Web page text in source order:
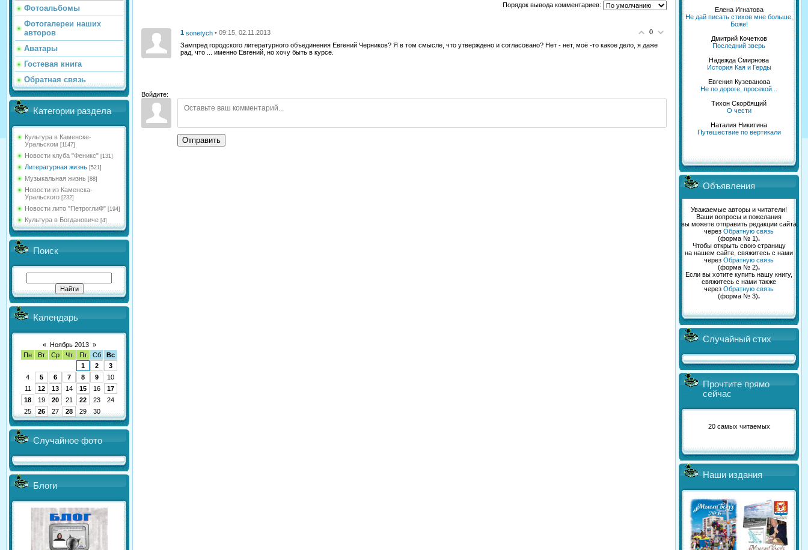
Фотоальбомы
Фотогалереи наших
авторов
Аватары
Гостевая книга
Обратная связь
Категории раздела
Культура в Каменске-
Уральском [1147]
Новости клуба "Феникс" [131]
Литературная жизнь [521]
Музыкальная жизнь [88]
Новости из Каменска-
Уральского [232]
Новости лито "ПетроглиФ" [194]
Культура в Богдановиче [4]
Поиск
Календарь
« Ноябрь 2013 »
Пн
Вт Ср Чт Пт Сб
Вс
1
2
3
4
5 6 7 8 9
10
11
12 13 14 15 16
17
18
19 20 21 22 23
24
25
26 27 28 29 30
Случайное фото
Блоги
Порядок вывода комментариев:
0
1 sonetych • 09:15, 02.11.2013
Зампред городского литературного объединения Евгений Черников? Я в том смысле, что утверждено и согласовано? Нет - нет, моё -то какое дело, я даже
рад, что ... именно Евгений, но хочу быть в курсе.
Войдите:
Отправить
Елена Игнатова
Не дай писать стихов мне больше,
Боже!
Дмитрий Кочетков
Последний зверь
Надежда Смирнова
История Кая и Герды
Евгения Кузеванова
Не по дороге, просекой...
Тихон Скорбящий
О чести
Наталия Никитина
Путешествие по вертикали
Объявления
Уважаемые авторы и читатели!
Ваши вопросы и пожелания
вы можете отправить редакции сайта
через Обратную связь
(форма № 1).
Чтобы открыть свою страницу
на нашем сайте, свяжитесь с нами
через Обратную связь
(форма № 2).
Если вы хотите купить нашу книгу,
свяжитесь с нами также
через Обратную связь
(форма № 3).
Случайный стих
Прочтите прямо
сейчас
20 самых читаемых
Наши издания